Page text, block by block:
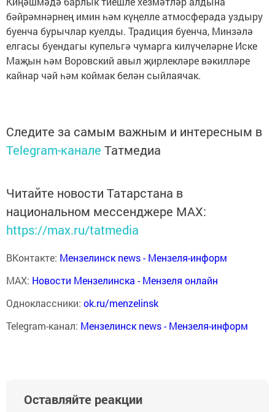
бәйрәмнәрнең имин һәм күңелле атмосферада уздыру
буенча бурычлар куелды. Традиция буенча, Минзәлә
елгасы буендагы купельгә чумарга килүчеләрне Иске
Маҗын һәм Воровский авыл җирлекләре вәкилләре
кайнар чәй һәм коймак белән сыйлаячак.
Следите за самым важным и интересным в
Telegram-канале Татмедиа
Читайте новости Татарстана в
национальном мессенджере MАХ:
https://max.ru/tatmedia
ВКонтакте: Мензелинск news - Мензеля-информ
MAX: Новости Мензелинска - Мензеля онлайн
Одноклассники: ok.ru/menzelinsk
Telegram-канал: Мензелинск news - Мензеля-информ
Оставляйте реакции